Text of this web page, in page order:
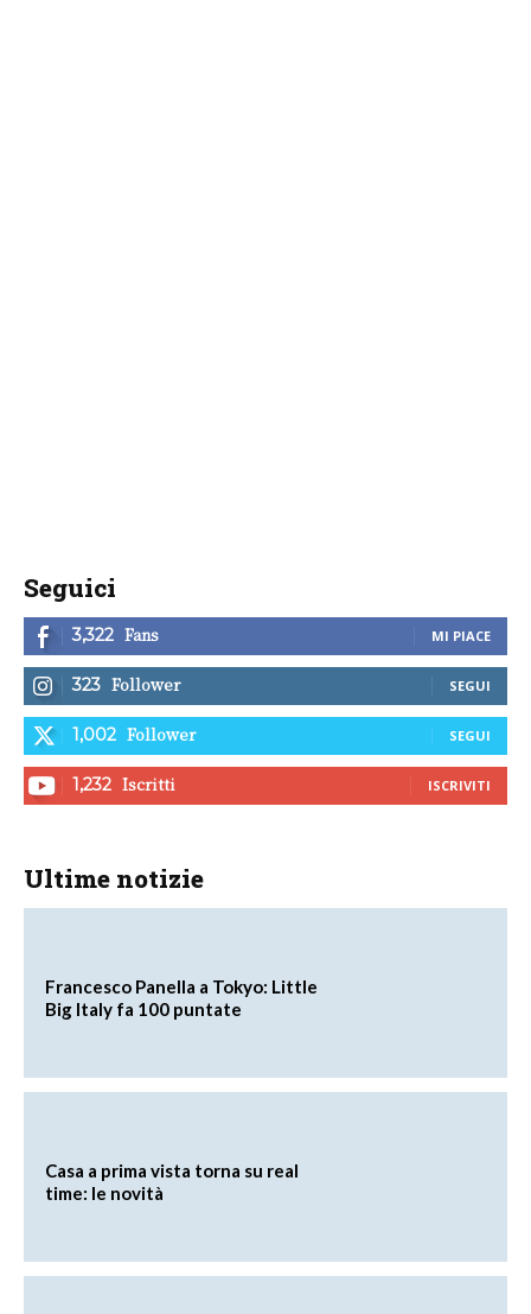
Seguici
3,322 Fans MI PIACE
323 Follower SEGUI
1,002 Follower SEGUI
1,232 Iscritti ISCRIVITI
Ultime notizie
Francesco Panella a Tokyo: Little
Big Italy fa 100 puntate
Casa a prima vista torna su real
time: le novità